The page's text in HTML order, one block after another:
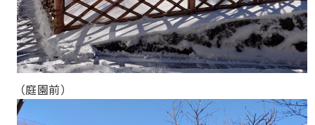
（庭園前）